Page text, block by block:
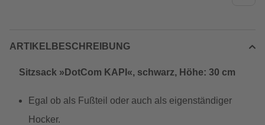
ARTIKELBESCHREIBUNG
Sitzsack »DotCom KAPI«, schwarz, Höhe: 30 cm
Egal ob als Fußteil oder auch als eigenständiger
Hocker.